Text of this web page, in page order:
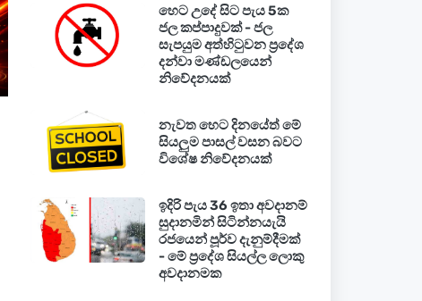
හෙට උදේ සිට පැය 5ක
ජල කප්පාදුවක් - ජල
සැපයුම අත්හිටුවන ප්‍රදේශ
දන්වා මණ්ඩලයෙන්
නිවේදනයක්
නැවත හෙට දිනයේත් මේ
සියලුම පාසල් වසන බවට
විශේෂ නිවේදනයක්
ඉදිරි පැය 36 ඉතා අවදානම්
සුදානමින් සිටින්නයැයි
රජයෙන් පූර්ව දැනුම්දීමක්
- මේ ප්‍රදේශ සියල්ල ලොකු
අවදානමක